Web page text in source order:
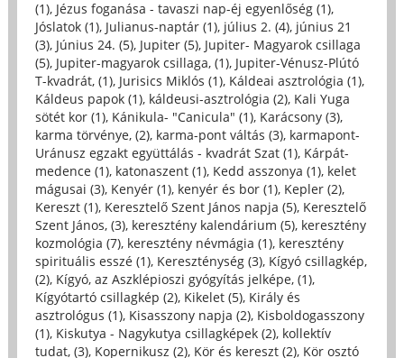
(1), Jézus foganása - tavaszi nap-éj egyenlőség (1),
Jóslatok (1), Julianus-naptár (1), július 2. (4), június 21
(3), Június 24. (5), Jupiter (5), Jupiter- Magyarok csillaga
(5), Jupiter-magyarok csillaga, (1), Jupiter-Vénusz-Plútó
T-kvadrát, (1), Jurisics Miklós (1), Káldeai asztrológia (1),
Káldeus papok (1), káldeusi-asztrológia (2), Kali Yuga
sötét kor (1), Kánikula- "Canicula" (1), Karácsony (3),
karma törvénye, (2), karma-pont váltás (3), karmapont-
Uránusz egzakt együttálás - kvadrát Szat (1), Kárpát-
medence (1), katonaszent (1), Kedd asszonya (1), kelet
mágusai (3), Kenyér (1), kenyér és bor (1), Kepler (2),
Kereszt (1), Keresztelő Szent János napja (5), Keresztelő
Szent János, (3), keresztény kalendárium (5), keresztény
kozmológia (7), keresztény névmágia (1), keresztény
spirituális esszé (1), Kereszténység (3), Kígyó csillagkép,
(2), Kígyó, az Aszklépioszi gyógyítás jelképe, (1),
Kígyótartó csillagkép (2), Kikelet (5), Király és
asztrológus (1), Kisasszony napja (2), Kisboldogasszony
(1), Kiskutya - Nagykutya csillagképek (2), kollektív
tudat, (3), Kopernikusz (2), Kör és kereszt (2), Kör osztó